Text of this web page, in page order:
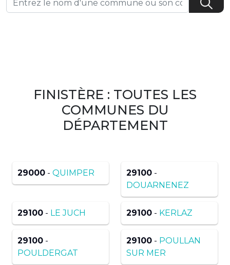
FINISTÈRE : TOUTES LES
COMMUNES DU
DÉPARTEMENT
29000 - QUIMPER 29100 -
DOUARNENEZ
29100 - LE JUCH 29100 - KERLAZ
29100 -
POULDERGAT
29100 - POULLAN
SUR MER